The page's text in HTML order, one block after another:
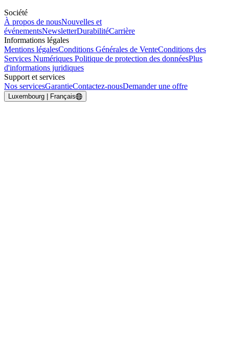
Société
À propos de nousNouvelles et
événementsNewsletterDurabilitéCarrière
Informations légales
Mentions légalesConditions Générales de VenteConditions des
Services Numériques Politique de protection des donnéesPlus
d'informations juridiques
Support et services
Nos servicesGarantieContactez-nousDemander une offre
Luxembourg | Français